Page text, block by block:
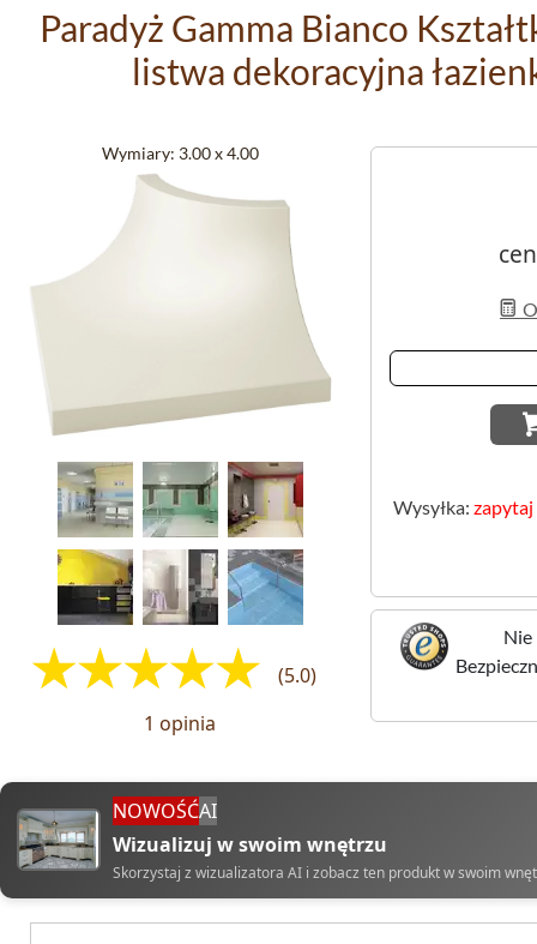
Paradyż Gamma Bianco
listwa dekoracyjna
Wymiary: 3.00 x 4.00
(5.0)
1 opinia
Wysyłka: zapytaj
Nie
NOWOŚĆAI
Wizualizuj w swoim wnętrzu
Skorzystaj z wizualizatora AI i zobacz ten produkt w swoim